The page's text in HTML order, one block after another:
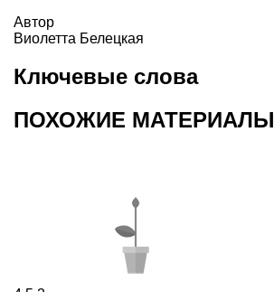
Автор
Виолетта Белецкая
Ключевые слова
ПОХОЖИЕ МАТЕРИАЛЫ